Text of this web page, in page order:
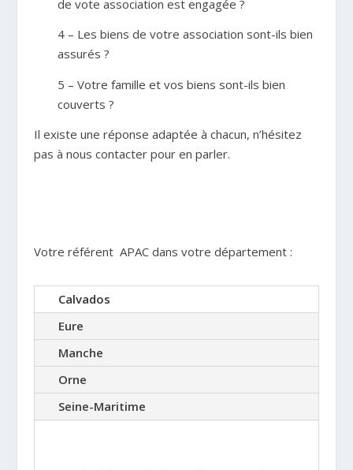
de vote association est engagée ?
4 – Les biens de votre association sont-ils bien
assurés ?
5 – Votre famille et vos biens sont-ils bien
couverts ?
Il existe une réponse adaptée à chacun, n’hésitez
pas à nous contacter pour en parler.
Votre référent APAC dans votre département :
Calvados
Eure
Manche
Orne
Seine-Maritime